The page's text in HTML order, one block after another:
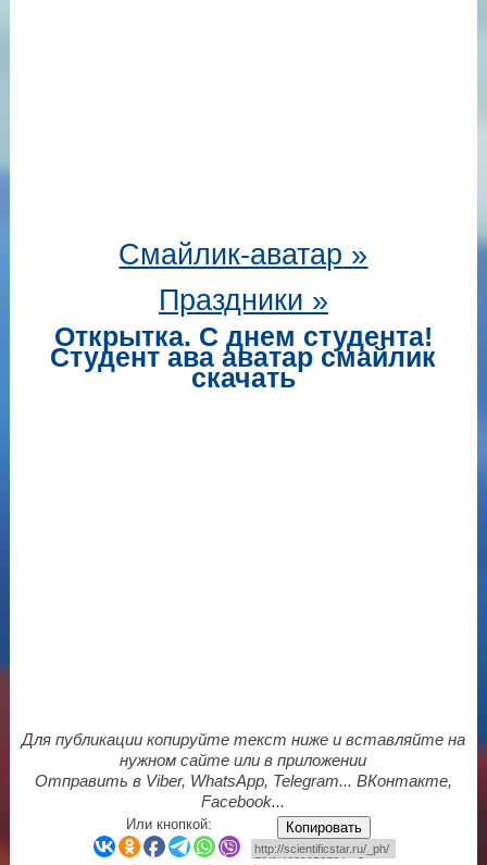
Смайлик-аватар »
Праздники »
Открытка. С днем студента!
Студент ава аватар смайлик
скачать
Для публикации копируйте текст ниже и вставляйте на
нужном сайте или в приложении
Отправить в Viber, WhatsApp, Telegram... ВКонтакте,
Facebook...
Или кнопкой: Копировать